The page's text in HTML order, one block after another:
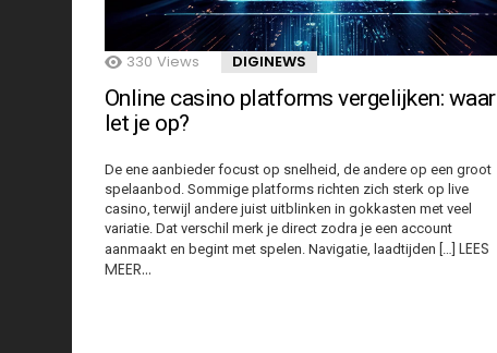
330 Views DIGINEWS
Online casino platforms vergelijken: waar
let je op?
De ene aanbieder focust op snelheid, de andere op een groot
spelaanbod. Sommige platforms richten zich sterk op live
casino, terwijl andere juist uitblinken in gokkasten met veel
variatie. Dat verschil merk je direct zodra je een account
aanmaakt en begint met spelen. Navigatie, laadtijden […] LEES
MEER…